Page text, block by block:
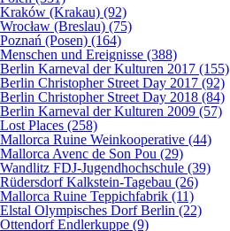
Kraków (Krakau) (92)
Wrocław (Breslau) (75)
Poznań (Posen) (164)
Menschen und Ereignisse (388)
Berlin Karneval der Kulturen 2017 (155)
Berlin Christopher Street Day 2017 (92)
Berlin Christopher Street Day 2018 (84)
Berlin Karneval der Kulturen 2009 (57)
Lost Places (258)
Mallorca Ruine Weinkooperative (44)
Mallorca Avenc de Son Pou (29)
Wandlitz FDJ-Jugendhochschule (39)
Rüdersdorf Kalkstein-Tagebau (26)
Mallorca Ruine Teppichfabrik (11)
Elstal Olympisches Dorf Berlin (22)
Ottendorf Endlerkuppe (9)